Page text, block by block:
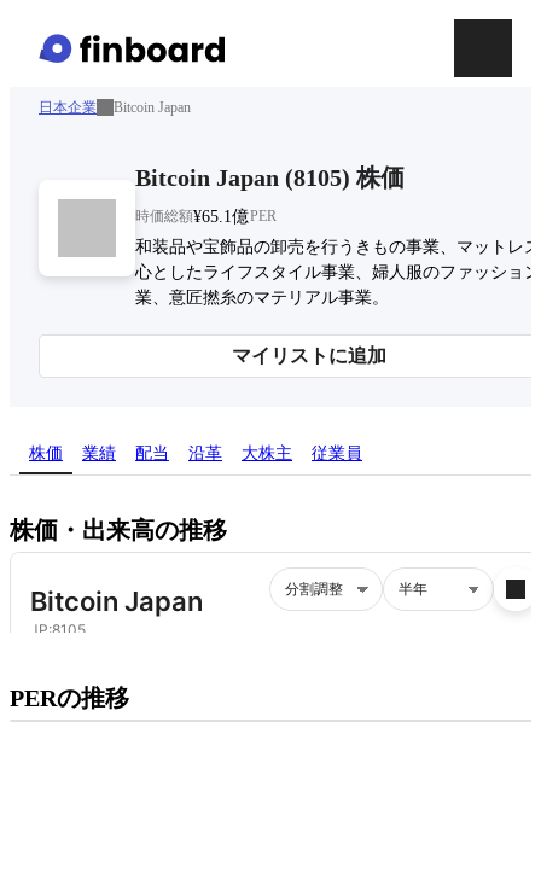
日本企業 Bitcoin Japan
Bitcoin Japan (8105) 株価
時価総額¥65.1億PER
和装品や宝飾品の卸売を行うきもの事業、マットレ
心としたライフスタイル事業、婦人服のファッショ
業、意匠撚糸のマテリアル事業。
マイリストに追加
株価 業績 配当 沿革 大株主 従業員
株価・出来高の推移
PERの推移プレミアム会員にご登録いただくと、
PERの推移にアクセスできます。